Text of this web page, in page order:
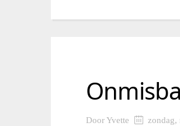
DoorYvette zondag,